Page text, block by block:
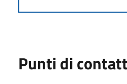
Punti di